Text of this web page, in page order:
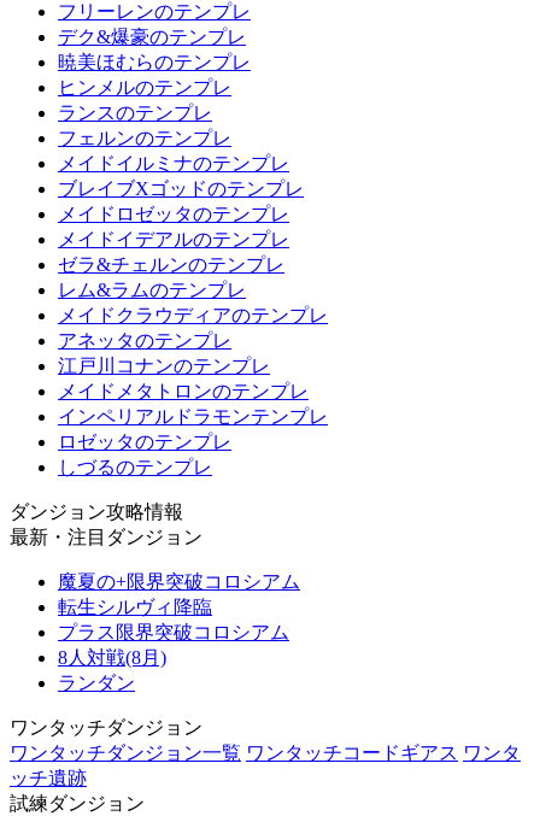
フリーレンのテンプレ
デク&爆豪のテンプレ
暁美ほむらのテンプレ
ヒンメルのテンプレ
ランスのテンプレ
フェルンのテンプレ
メイドイルミナのテンプレ
ブレイブXゴッドのテンプレ
メイドロゼッタのテンプレ
メイドイデアルのテンプレ
ゼラ&チェルンのテンプレ
レム&ラムのテンプレ
メイドクラウディアのテンプレ
アネッタのテンプレ
江戸川コナンのテンプレ
メイドメタトロンのテンプレ
インペリアルドラモンテンプレ
ロゼッタのテンプレ
しづるのテンプレ
ダンジョン攻略情報
最新・注目ダンジョン
魔夏の+限界突破コロシアム
転生シルヴィ降臨
プラス限界突破コロシアム
8人対戦(8月)
ランダン
ワンタッチダンジョン
ワンタッチダンジョン一覧 ワンタッチコードギアス ワンタ
ッチ遺跡
試練ダンジョン